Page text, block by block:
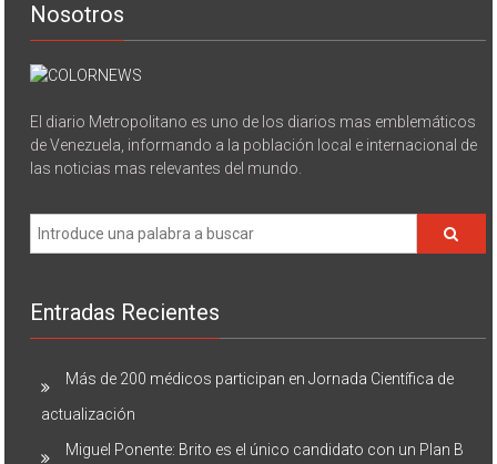
Nosotros
El diario Metropolitano es uno de los diarios mas emblemáticos
de Venezuela, informando a la población local e internacional de
las noticias mas relevantes del mundo.
Entradas Recientes
Más de 200 médicos participan en Jornada Científica de
actualización
Miguel Ponente: Brito es el único candidato con un Plan B